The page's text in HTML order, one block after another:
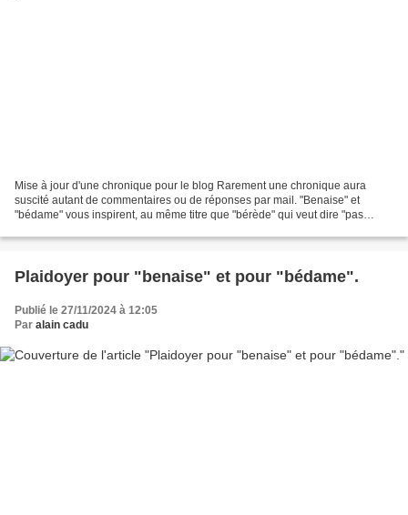
Mise à jour d'une chronique pour le blog Rarement une chronique aura
suscité autant de commentaires ou de réponses par mail. "Benaise" et
"bédame" vous inspirent, au même titre que "bérède" qui veut dire "pas
Plaidoyer pour "benaise" et pour "bédame".
Publié le 27/11/2024 à 12:05
Par alain cadu